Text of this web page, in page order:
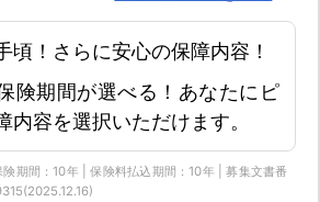
頃！さらに安心の保障内容！
険期間が選べる！あなたにピ
内容を選択いただけます。
期間：10年 | 保険料払込期間：10年 | 募集文書番